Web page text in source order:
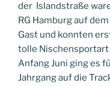
der Islandstraße
RG Hamburg auf
Gast und konnten
tolle Nischensportart
Anfang Juni ging es
Jahrgang auf die